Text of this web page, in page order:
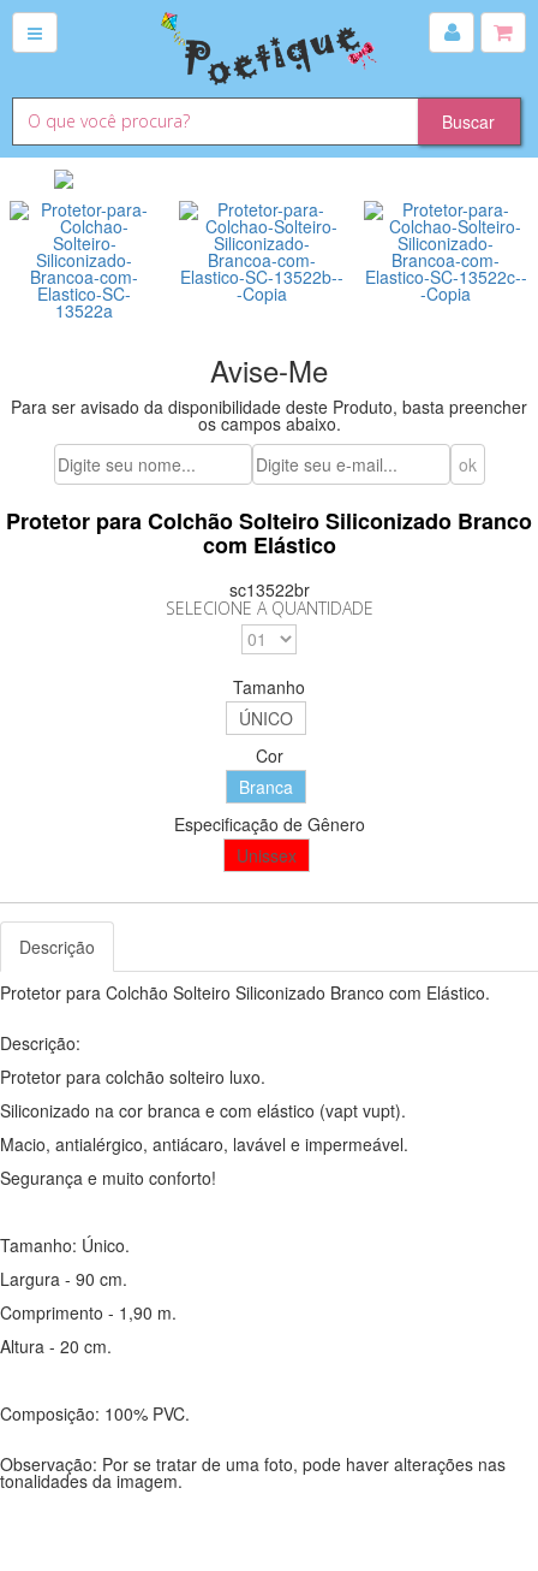
Avise-Me
Para ser avisado da disponibilidade deste Produto, basta preencher
os campos abaixo.
Protetor para Colchão Solteiro Siliconizado Branco
com Elástico
sc13522br
SELECIONE A QUANTIDADE
Tamanho
ÚNICO
Cor
Branca
Especificação de Gênero
Unissex
Descrição
Protetor para Colchão Solteiro Siliconizado Branco com Elástico.
Descrição:
Protetor para colchão solteiro luxo.
Siliconizado na cor branca e com elástico (vapt vupt).
Macio, antialérgico, antiácaro, lavável e impermeável.
Segurança e muito conforto!
Tamanho: Único.
Largura - 90 cm.
Comprimento - 1,90 m.
Altura - 20 cm.
Composição: 100% PVC.
Observação: Por se tratar de uma foto, pode haver alterações nas
tonalidades da imagem.